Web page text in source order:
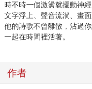
時不時一個激盪就擾動神經
文字浮上、聲音流淌、畫
他的詩歌不曾離散，沾過你
一起在時間裡活著。
作者